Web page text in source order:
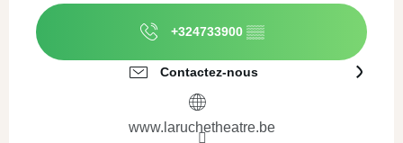
+324733900 ▒▒
Contactez-nous
www.laruchetheatre.be